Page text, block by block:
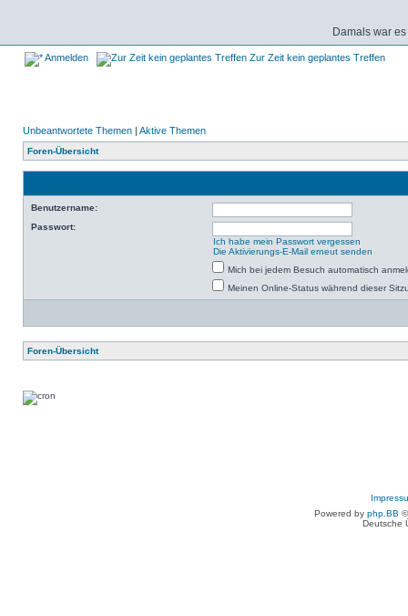
Damals war
Anmelden Zur Zeit kein geplantes Treffen
Unbeantwortete Themen | Aktive Themen
Foren-Übersicht
Benutzername:
Passwort:
Ich habe mein Passwort vergessen
Die Aktivierungs-E-Mail erneut senden
Mich bei jedem Besuch automatisch
Meinen Online-Status während dieser
Foren-Übersicht
Powered by php.BB
Deutsche